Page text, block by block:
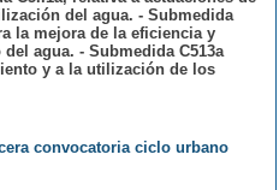
del agua. - Submedida
la mejora de la eficiencia y
agua. - Submedida C513a
y a la utilización de los
convocatoria ciclo urbano